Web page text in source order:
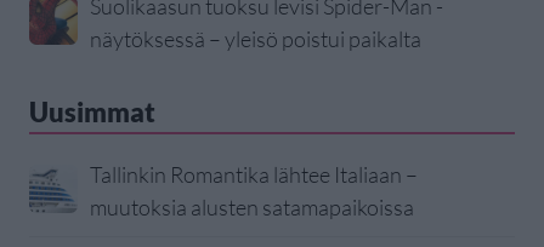
Suolikaasun tuoksu levisi Spider-Man -
näytöksessä – yleisö poistui paikalta
Uusimmat
Tallinkin Romantika lähtee Italiaan –
muutoksia alusten satamapaikoissa